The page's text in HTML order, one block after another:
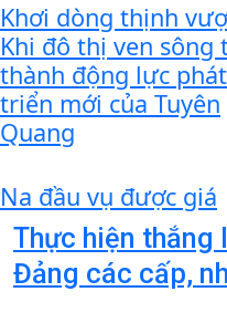
Khơi dòng thịnh
Khi đô thị ven sông
thành động lực phát
triển mới của Tuyên
Quang
Na đầu vụ được giá
Thực hiện thắng
Đảng các cấp,